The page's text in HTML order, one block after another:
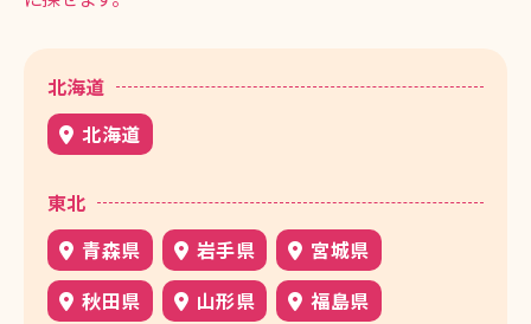
北海道
北海道
東北
青森県
岩手県
宮城県
秋田県
山形県 福島県